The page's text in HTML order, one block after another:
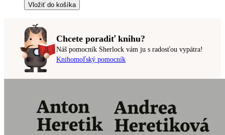
Vložiť do košíka
Chcete poradiť knihu?
Náš pomocník Sherlock vám ju s radosťou vypátra!
Knihomoľský pomocník